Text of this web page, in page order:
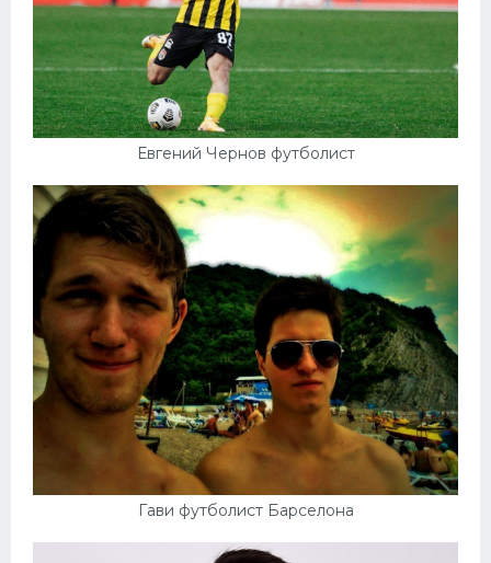
Евгений Чернов футболист
Гави футболист Барселона